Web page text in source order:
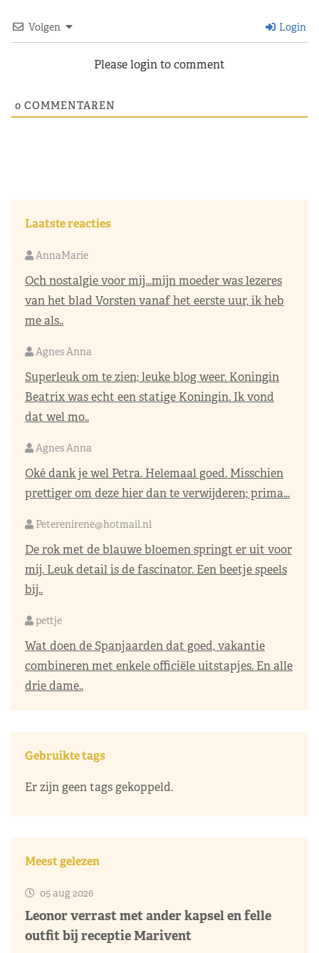
Volgen Login
Please login to comment
0 COMMENTAREN
Laatste reacties
AnnaMarie
Och nostalgie voor mij…mijn moeder was lezeres
van het blad Vorsten vanaf het eerste uur, ik heb
me als..
Agnes Anna
Superleuk om te zien; leuke blog weer. Koningin
Beatrix was echt een statige Koningin. Ik vond
dat wel mo..
Agnes Anna
Oké dank je wel Petra. Helemaal goed. Misschien
prettiger om deze hier dan te verwijderen; prima...
Peterenirene@hotmail.nl
De rok met de blauwe bloemen springt er uit voor
mij. Leuk detail is de fascinator. Een beetje speels
bij..
pettje
Wat doen de Spanjaarden dat goed, vakantie
combineren met enkele officiële uitstapjes. En alle
drie dame..
Gebruikte tags
Er zijn geen tags gekoppeld.
Meest gelezen
05 aug 2026
Leonor verrast met ander kapsel en felle
outfit bij receptie Marivent